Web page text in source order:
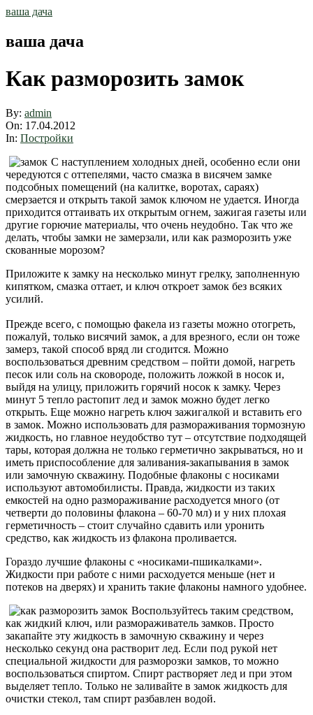
Skip
ваша дача
ваша дача
Как разморозить замок
By: admin
On: 17.04.2012
In: Постройки
С наступлением холодных дней, особенно если они
чередуются с оттепелями, часто смазка в висячем замке
подсобных помещений (на калитке, воротах, сараях)
смерзается и открыть такой замок ключом не удается. Иногда
приходится оттаивать их открытым огнем, зажигая газеты или
другие горючие материалы, что очень неудобно. Так что же
делать, чтобы замки не замерзали, или как разморозить уже
скованные морозом?
Приложите к замку на несколько минут грелку, заполненную
кипятком, смазка оттает, и ключ откроет замок без всяких
усилий.
Прежде всего, с помощью факела из газеты можно отогреть,
пожалуй, только висячий замок, а для врезного, если он тоже
замерз, такой способ вряд ли сгодится. Можно
воспользоваться древним средством – пойти домой, нагреть
песок или соль на сковороде, положить ложкой в носок и,
выйдя на улицу, приложить горячий носок к замку. Через
минут 5 тепло растопит лед и замок можно будет легко
открыть. Еще можно нагреть ключ зажигалкой и вставить его
в замок. Можно использовать для размораживания тормозную
жидкость, но главное неудобство тут – отсутствие подходящей
тары, которая должна не только герметично закрываться, но и
иметь приспособление для заливания-закапывания в замок
или замочную скважину. Подобные флаконы с носиками
используют автомобилисты. Правда, жидкости из таких
емкостей на одно размораживание расходуется много (от
четверти до половины флакона – 60-70 мл) и у них плохая
герметичность – стоит случайно сдавить или уронить
средство, как жидкость из флакона проливается.
Гораздо лучшие флаконы с «носиками-пшикалками».
Жидкости при работе с ними расходуется меньше (нет и
потеков на дверях) и хранить такие флаконы намного удобнее.
Воспользуйтесь таким средством,
как жидкий ключ, или размораживатель замков. Просто
закапайте эту жидкость в замочную скважину и через
несколько секунд она растворит лед. Если под рукой нет
специальной жидкости для разморозки замков, то можно
воспользоваться спиртом. Спирт растворяет лед и при этом
выделяет тепло. Только не заливайте в замок жидкость для
очистки стекол, там спирт разбавлен водой.